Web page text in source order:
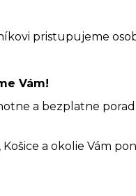
pristupujeme
Vám!
a bezplatne
a okolie Vám